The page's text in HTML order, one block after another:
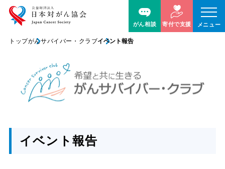
がん相談 寄付で支援 メニュー
トップがんサバイバー・クラブイベント報告
イベント報告